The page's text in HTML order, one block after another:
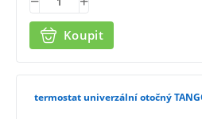
Koupit
termostat univerzální otočný